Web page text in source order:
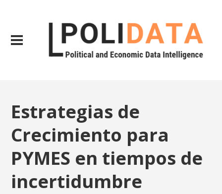
Estrategias de
Crecimiento para
PYMES en tiempos de
incertidumbre